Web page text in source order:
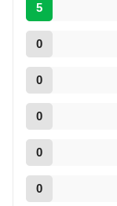
5
0
0
0
0
0